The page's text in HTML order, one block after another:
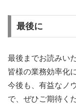
最後に
最後までお読みい
皆様の業務効率化
今後も、有益なノ
で、ぜひご期待く